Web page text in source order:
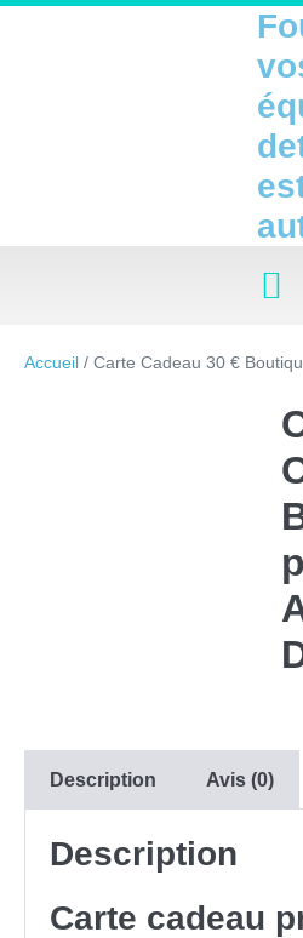
Accueil / Carte Cadeau 30 €
Description Avis (0)
Description
Carte cadeau